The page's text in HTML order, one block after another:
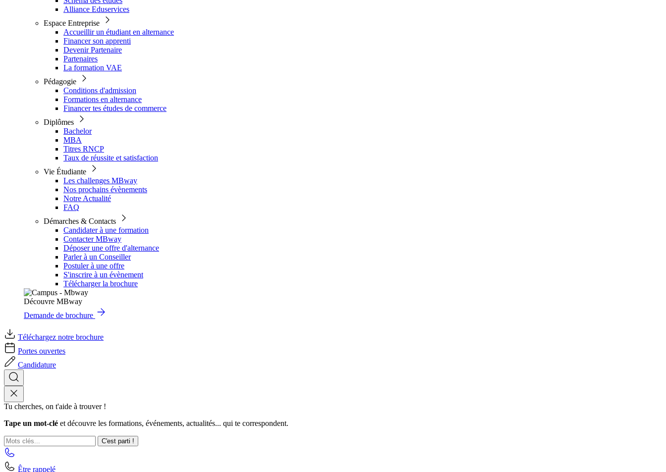
Alliance Eduservices
Espace Entreprise
Accueillir un étudiant en alternance
Financer son apprenti
Devenir Partenaire
Partenaires
La formation VAE
Pédagogie
Conditions d'admission
Formations en alternance
Financer tes études de commerce
Diplômes
Bachelor
MBA
Titres RNCP
Taux de réussite et satisfaction
Vie Étudiante
Les challenges MBway
Nos prochains évènements
Notre Actualité
FAQ
Démarches & Contacts
Candidater à une formation
Contacter MBway
Déposer une offre d'alternance
Parler à un Conseiller
Postuler à une offre
S'inscrire à un évènement
Télécharger la brochure
Découvre MBway
Demande de brochure
Téléchargez notre brochure
Portes ouvertes
Candidature
Tu cherches, on t'aide à trouver !
Tape un mot-clé et découvre les formations, événements, actualités... qui te correspondent.
C'est parti !
Être rappelé